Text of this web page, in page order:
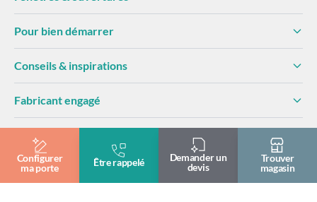
Pour bien démarrer
Conseils & inspirations
Fabricant engagé
Professionnels
Configurer
ma porte
Être rappelé
Demander un
devis
Trouver
magasin